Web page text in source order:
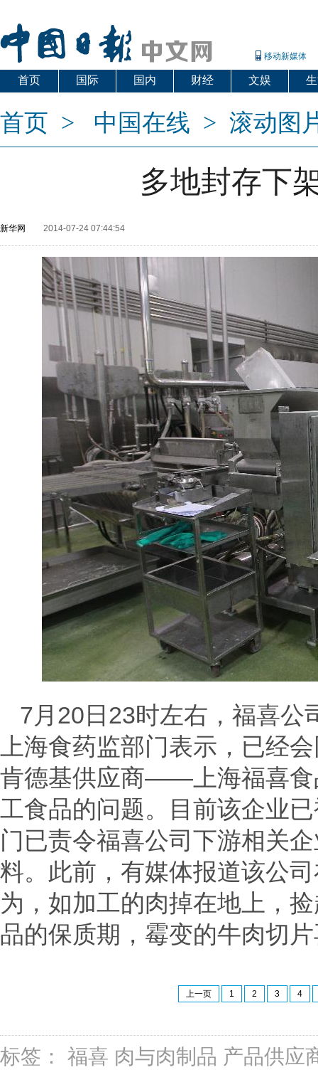
移动新媒体
首页 国际 国内 财经 文娱
首页 > 中国在线 > 滚动图
多地封存下
新华网 2014-07-24 07:44:54
7月20日23时左右，福喜公
上海食药监部门表示，已经
肯德基供应商——上海福喜食
工食品的问题。目前该企业
门已责令福喜公司下游相关
料。此前，有媒体报道该公
为，如加工的肉掉在地上，
品的保质期，霉变的牛肉切
上一页 1 2 3 4
标签： 福喜 肉与肉制品 产品供应